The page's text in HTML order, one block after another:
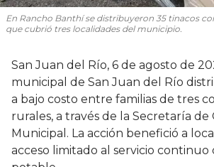
En Rancho Banthí se distribuyeron 35 tinacos
que cubrió tres localidades del municipio.
San Juan del Río, 6 de agosto de
municipal de San Juan del Río
a bajo costo entre familias de tres
rurales, a través de la Secretaría de
Municipal. La acción benefició a
acceso limitado al servicio continuo